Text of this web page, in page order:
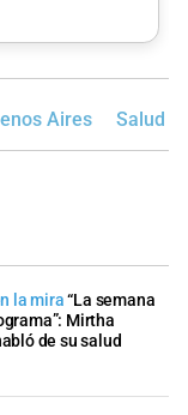
Aires Salud
la mira “La semana
Mirtha
de su salud